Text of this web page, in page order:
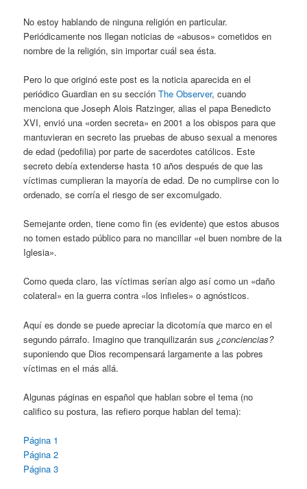
No estoy hablando de ninguna religión en particular.
Periódicamente nos llegan noticias de «abusos» cometidos en
nombre de la religión, sin importar cuál sea ésta.
Pero lo que originó este post es la noticia aparecida en el
periódico Guardian en su secciónThe Observer, cuando
menciona que Joseph Alois Ratzinger, alias el papa Benedicto
XVI, envió una «orden secreta» en 2001 a los obispos para que
mantuvieran en secreto las pruebas de abuso sexual a menores
de edad (pedofilia) por parte de sacerdotes católicos. Este
secreto debía extenderse hasta 10 años después de que las
víctimas cumplieran la mayoría de edad. De no cumplirse con lo
ordenado, se corría el riesgo de ser excomulgado.
Semejante orden, tiene como fin (es evidente) que estos abusos
no tomen estado público para no mancillar «el buen nombre de la
Iglesia».
Como queda claro, las víctimas serían algo así como un «daño
colateral» en la guerra contra «los infieles» o agnósticos.
Aquí es donde se puede apreciar la dicotomía que marco en el
segundo párrafo. Imagino que tranquilizarán sus ¿conciencias?
suponiendo que Dios recompensará largamente a las pobres
víctimas en el más allá.
Algunas páginas en español que hablan sobre el tema (no
califico su postura, las refiero porque hablan del tema):
Página 1
Página 2
Página 3